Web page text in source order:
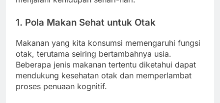
1. Pola Makan Sehat untuk Otak
Makanan yang kita konsumsi memengaruhi fungsi
otak, terutama seiring bertambahnya usia.
Beberapa jenis makanan tertentu diketahui dapat
mendukung kesehatan otak dan memperlambat
proses penuaan kognitif.